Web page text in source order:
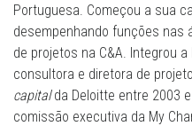
Portuguesa. Começou a sua
desempenhando funções nas
de projetos na C&A. Integrou
consultora e diretora de
capitalda Deloitte entre 2003
comissão executiva da My